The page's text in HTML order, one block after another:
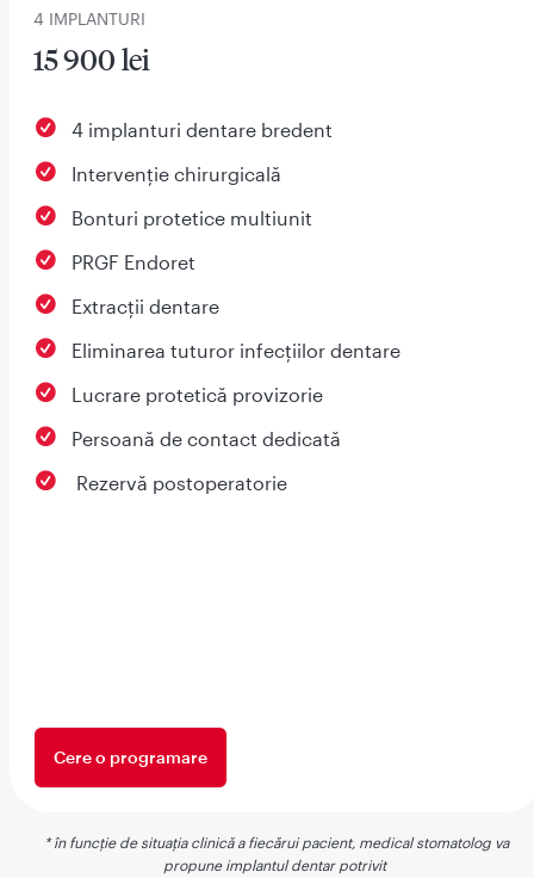
15 900 lei
4 IMPLANTURI
4 implanturi dentare bredent
Intervenție chirurgicală
Bonturi protetice multiunit
PRGF Endoret
Extracții dentare
Eliminarea tuturor infecțiilor dentare
Lucrare protetică provizorie
Persoană de contact dedicată
⁠ Rezervă postoperatorie
Cere o programare
* în funcție de situația clinică a fiecărui pacient, medical stomatolog va
propune implantul dentar potrivit